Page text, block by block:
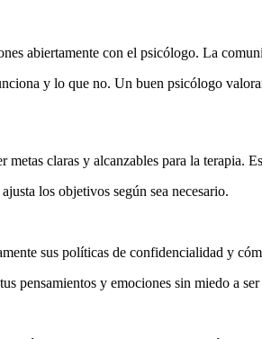
abiertamente con el psicólogo. La
y lo que no. Un buen psicólogo
metas claras y alcanzables para la terapia.
los objetivos según sea necesario.
sus políticas de confidencialidad y
pensamientos y emociones sin miedo a